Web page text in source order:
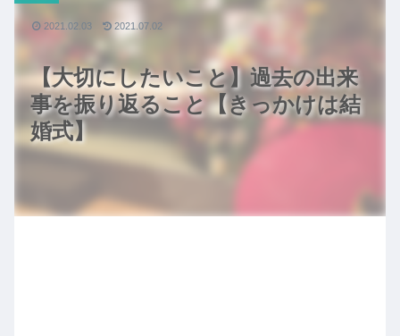
【大切にしたいこと】過去の出来
事を振り返ること【きっかけは結
婚式】
2021.02.03 2021.07.02